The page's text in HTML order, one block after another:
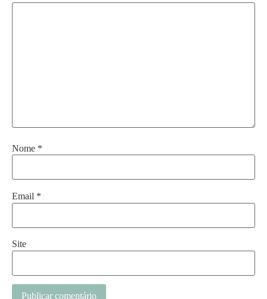
Nome *
Email *
Site